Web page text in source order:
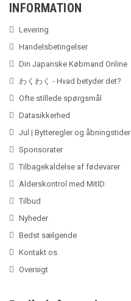
INFORMATION
Levering
Handelsbetingelser
Din Japanske Købmand Online
わくわく - Hvad betyder det?
Ofte stillede spørgsmål
Datasikkerhed
Jul | Bytteregler og åbningstider
Sponsorater
Tilbagekaldelse af fødevarer
Alderskontrol med MitID
Tilbud
Nyheder
Bedst sælgende
Kontakt os
Oversigt